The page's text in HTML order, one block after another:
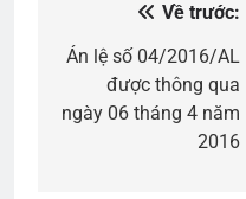
hướng
bài
Về trước:
Án lệ số 04/2016/AL
được thông qua
ngày 06 tháng 4 năm
2016